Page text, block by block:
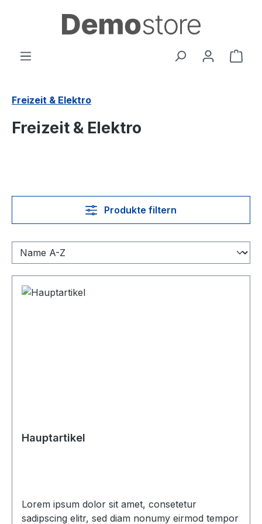
Zum Hauptinhalt springen
Freizeit & Elektro
Freizeit & Elektro
Produkte filtern
Hauptartikel
Lorem ipsum dolor sit amet, consetetur
sadipscing elitr, sed diam nonumy eirmod tempor